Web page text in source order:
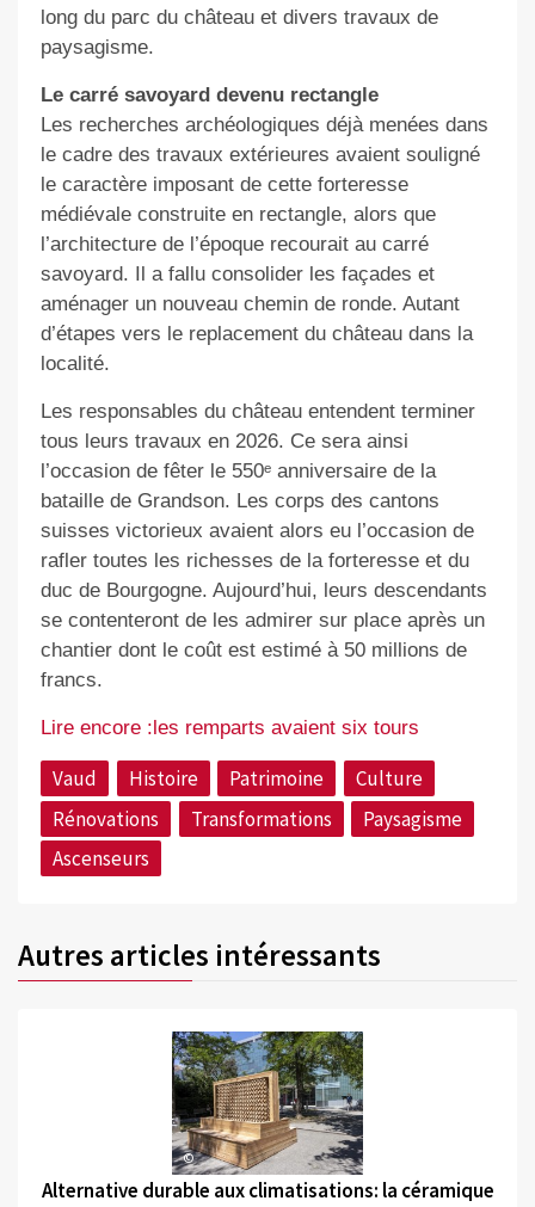
long du parc du château et divers travaux de
paysagisme.
Le carré savoyard devenu rectangle
Les recherches archéologiques déjà menées dans
le cadre des travaux extérieures avaient souligné
le caractère imposant de cette forteresse
médiévale construite en rectangle, alors que
l’architecture de l’époque recourait au carré
savoyard. Il a fallu consolider les façades et
aménager un nouveau chemin de ronde. Autant
d’étapes vers le replacement du château dans la
localité.
Les responsables du château entendent terminer
tous leurs travaux en 2026. Ce sera ainsi
l’occasion de fêter le 550ᵉ anniversaire de la
bataille de Grandson. Les corps des cantons
suisses victorieux avaient alors eu l’occasion de
rafler toutes les richesses de la forteresse et du
duc de Bourgogne. Aujourd’hui, leurs descendants
se contenteront de les admirer sur place après un
chantier dont le coût est estimé à 50 millions de
francs.
Lire encore :les remparts avaient six tours
Vaud Histoire Patrimoine
Culture
Rénovations
Transformations
Paysagisme
Ascenseurs
Autres articles intéressants
©
Alternative durable aux climatisations: la céramique